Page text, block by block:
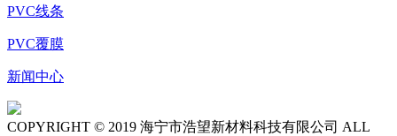
PVC线条
PVC覆膜
新闻中心
COPYRIGHT © 2019 海宁市浩望新材料科技有限公司 ALL